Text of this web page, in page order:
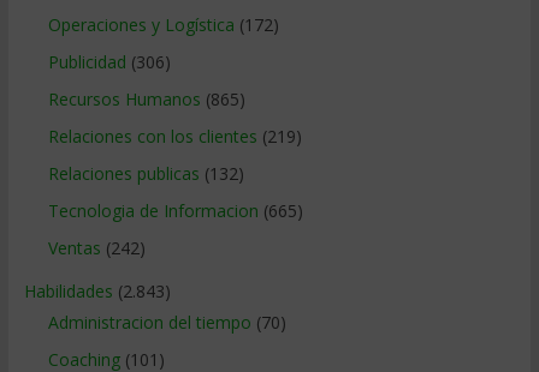
Operaciones y Logística (172)
Publicidad (306)
Recursos Humanos (865)
Relaciones con los clientes (219)
Relaciones publicas (132)
Tecnologia de Informacion (665)
Ventas (242)
Habilidades (2.843)
Administracion del tiempo (70)
Coaching(101)